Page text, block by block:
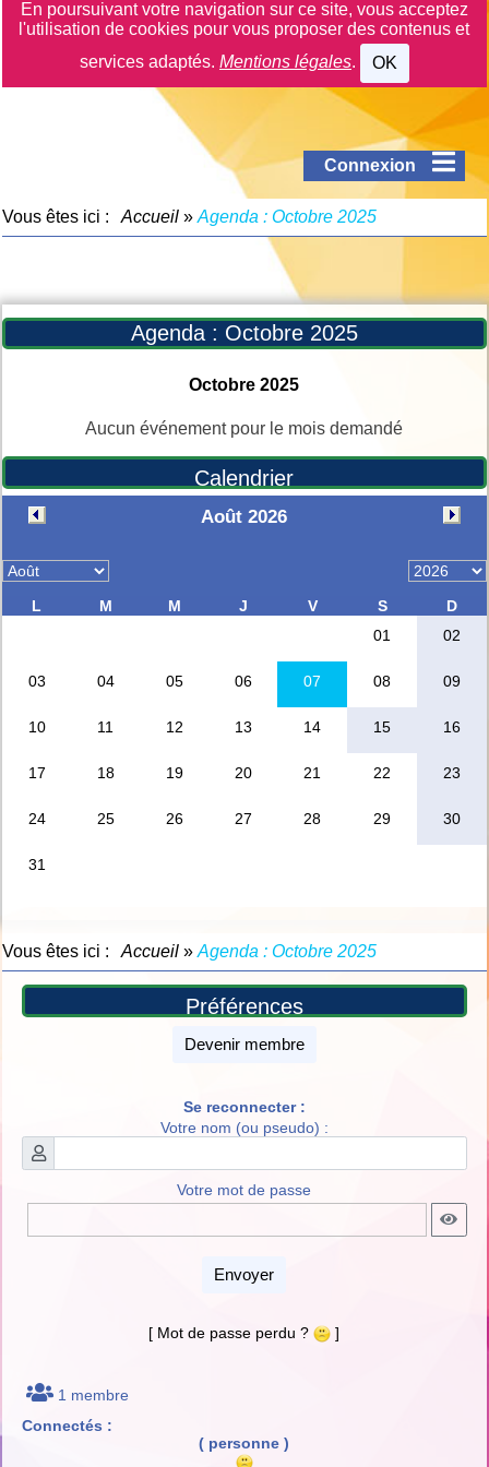
En poursuivant votre navigation sur ce site, vous acceptez
l'utilisation de cookies pour vous proposer des contenus et
services adaptés. Mentions légales. OK
Connexion
Vous êtes ici : Accueil»Agenda : Octobre 2025
Agenda : Octobre 2025
Octobre 2025
Aucun événement pour le mois demandé
Calendrier
Vous êtes ici : Accueil»Agenda : Octobre 2025
Préférences
Devenir membre
Se reconnecter :
Votre nom (ou pseudo) :
Votre mot de passe
Envoyer
[ Mot de passe perdu ? ]
1 membre
Connectés :
( personne )